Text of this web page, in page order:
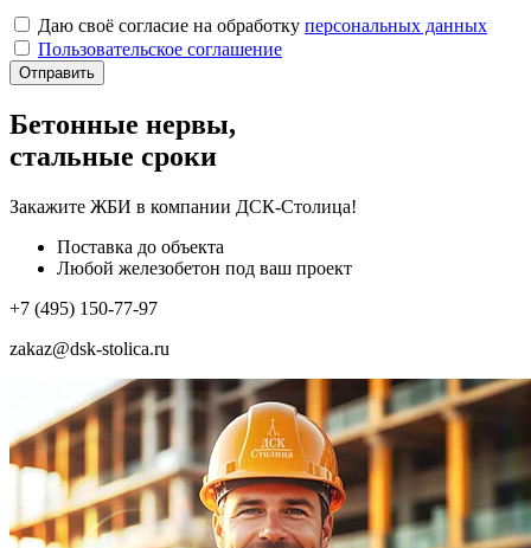
Даю своё согласие на обработку персональных данных
Пользовательское соглашение
Отправить
Бетонные нервы,
стальные сроки
Закажите ЖБИ в компании ДСК-Столица!
Поставка до объекта
Любой железобетон под ваш проект
+7 (495) 150-77-97
zakaz@dsk-stolica.ru